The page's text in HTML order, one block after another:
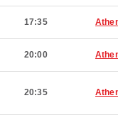
17:35
20:00
20:35